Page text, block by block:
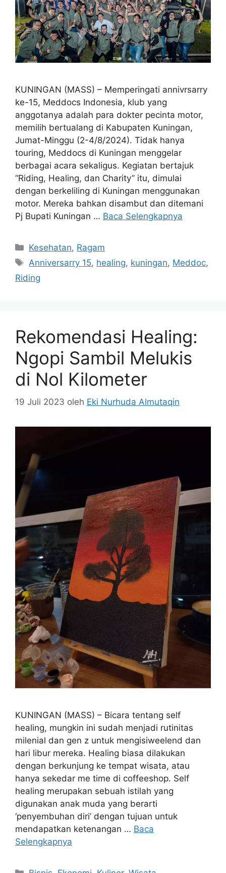
KUNINGAN (MASS) – Memperingati annivrsarry
ke-15, Meddocs Indonesia, klub yang
anggotanya adalah para dokter pecinta motor,
memilih bertualang di Kabupaten Kuningan,
Jumat-Minggu (2-4/8/2024). Tidak hanya
touring, Meddocs di Kuningan menggelar
berbagai acara sekaligus. Kegiatan bertajuk
“Riding, Healing, dan Charity” itu, dimulai
dengan berkeliling di Kuningan menggunakan
motor. Mereka bahkan disambut dan ditemani
Pj Bupati Kuningan … Baca Selengkapnya
Kategori
Kesehatan, Ragam
Tag
Anniversarry 15, healing, kuningan, Meddoc,
Riding
Rekomendasi Healing:
Ngopi Sambil Melukis
di Nol Kilometer
19 Juli 2023 oleh Eki Nurhuda Almutaqin
KUNINGAN (MASS) – Bicara tentang self
healing, mungkin ini sudah menjadi rutinitas
milenial dan gen z untuk mengisiweelend dan
hari libur mereka. Healing biasa dilakukan
dengan berkunjung ke tempat wisata, atau
hanya sekedar me time di coffeeshop. Self
healing merupakan sebuah istilah yang
digunakan anak muda yang berarti
‘penyembuhan diri’ dengan tujuan untuk
mendapatkan ketenangan … Baca
Selengkapnya